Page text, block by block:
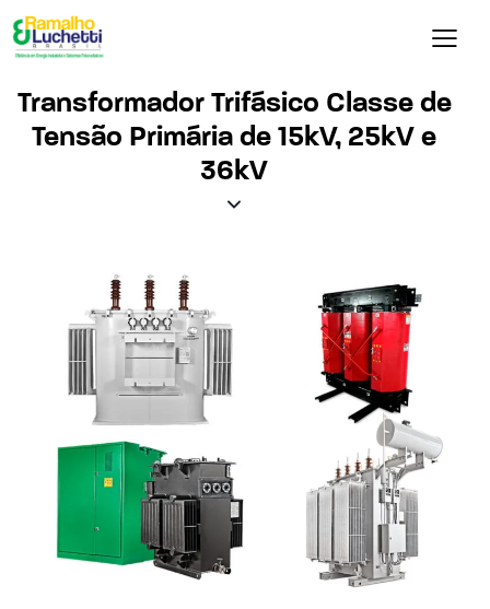
Transformador Trifásico Classe de
Tensão Primária de 15kV, 25kV e
36kV